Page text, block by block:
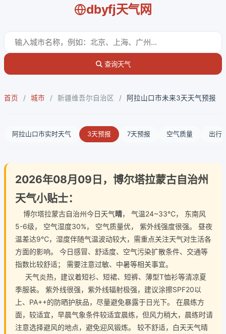
dbyfj天气网
查询天气
首页 / 城市 / 新疆维吾尔自治区 / 阿拉山口市未来3天天气预报
阿拉山口市实时天气 3天预报 7天预报 空气质量 出行
2026年08月09日，博尔塔拉蒙古自治州
天气小贴士：
博尔塔拉蒙古自治州今日天气晴， 气温24~33℃， 东南风
5-6级， 空气湿度30%， 空气质量优， 紫外线强度很强。 昼夜
温差达9℃，湿度伴随气温波动较大，需重点关注天气对生活各
方面的影响。 今日感冒、舒适度、空气污染扩散条件、交通等
指数比较舒适； 需要注意过敏、中暑等相关事宜。
天气炎热，建议着短衫、短裙、短裤、薄型T恤衫等清凉夏
季服装。 紫外线很强，紫外线辐射极强，建议涂擦SPF20以
上、PA++的防晒护肤品，尽量避免暴露于日光下。 在晨练方
面，较适宜，早晨气象条件较适宜晨练，但风力稍大，晨练时请
注意选择避风的地点，避免迎风锻炼。 较不舒适，白天天气晴